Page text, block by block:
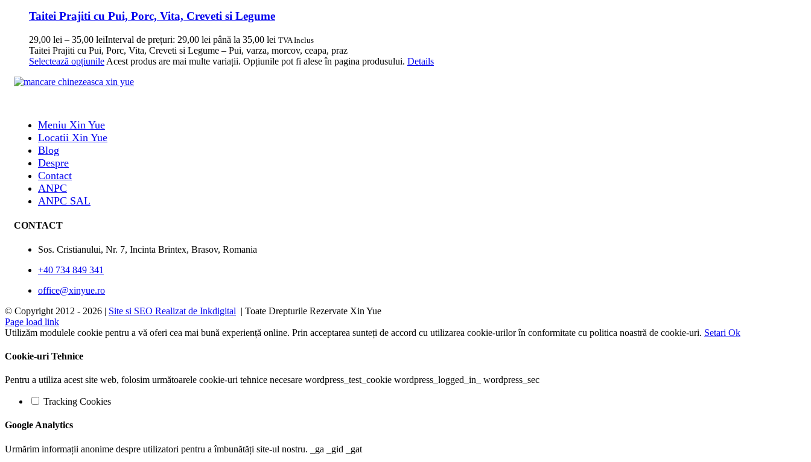
Taitei Prajiti cu Pui, Porc, Vita, Creveti si Legume
29,00 lei – 35,00 leiInterval de prețuri: 29,00 lei până la 35,00 lei TVA Inclus
Taitei Prajiti cu Pui, Porc, Vita, Creveti si Legume – Pui, varza, morcov, ceapa, praz
Selectează opțiunile Acest produs are mai multe variații. Opțiunile pot fi alese în pagina produsului. Details
Meniu Xin Yue
Locatii Xin Yue
Blog
Despre
Contact
ANPC
ANPC SAL
CONTACT
Sos. Cristianului, Nr. 7, Incinta Brintex, Brasov, Romania
+40 734 849 341
office@xinyue.ro
© Copyright 2012 - 2026 | Site si SEO Realizat de Inkdigital | Toate Drepturile Rezervate Xin Yue
Page load link
Utilizăm modulele cookie pentru a vă oferi cea mai bună experiență online. Prin acceptarea sunteți de accord cu utilizarea cookie-urilor în conformitate cu politica noastră de cookie-uri. Setari Ok
Cookie-uri Tehnice
Pentru a utiliza acest site web, folosim următoarele cookie-uri tehnice necesare wordpress_test_cookie wordpress_logged_in_ wordpress_sec
Tracking Cookies
Google Analytics
Urmărim informații anonime despre utilizatori pentru a îmbunătăți site-ul nostru. _ga _gid _gat